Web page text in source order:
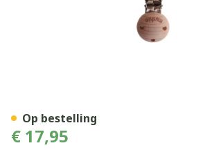
€ 17,95
Op bestelling